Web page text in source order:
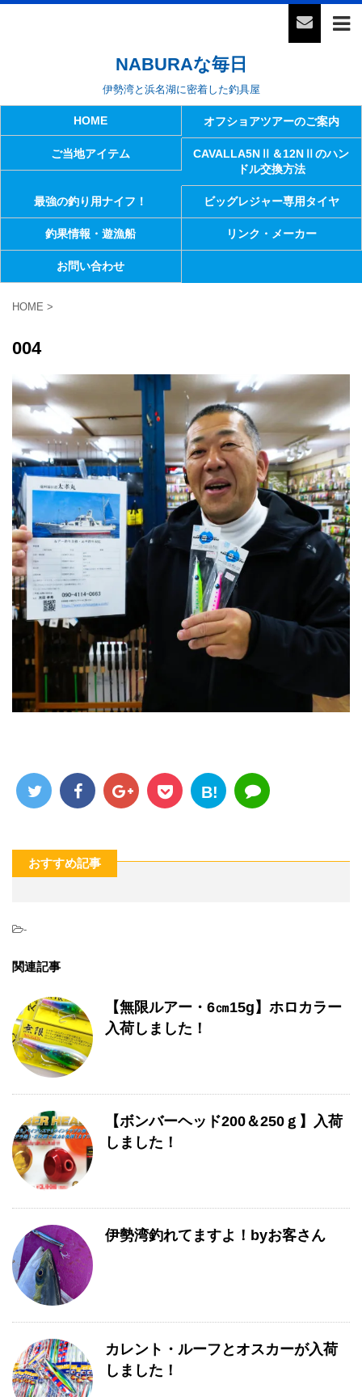
NABURAな毎日
伊勢湾と浜名湖に密着した釣具屋
HOME オフショアツアーのご案内
ご当地アイテム
CAVALLA5NⅡ＆12NⅡのハン
ドル交換方法
最強の釣り用ナイフ！ ビッグレジャー専用タイヤ
釣果情報・遊漁船 リンク・メーカー
お問い合わせ
HOME >
004
B!
おすすめ記事
-
関連記事
【無限ルアー・6㎝15g】ホロカラー
入荷しました！
【ボンバーヘッド200＆250ｇ】入荷
しました！
伊勢湾釣れてますよ！byお客さん
カレント・ルーフとオスカーが入荷
しました！